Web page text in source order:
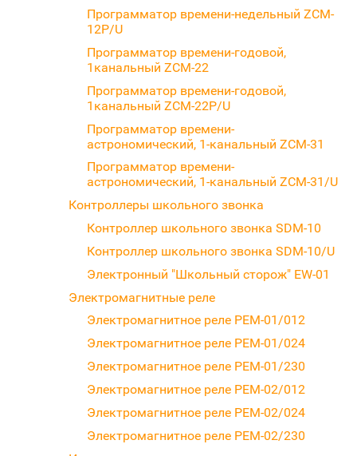
Программатор времени-недельный ZCM-
12P/U
Программатор времени-годовой,
1канальный ZCM-22
Программатор времени-годовой,
1канальный ZCM-22P/U
Программатор времени-
астрономический, 1-канальный ZCM-31
Программатор времени-
астрономический, 1-канальный ZCM-31/U
Контроллеры школьного звонка
Контроллер школьного звонка SDM-10
Контроллер школьного звонка SDM-10/U
Электронный "Школьный сторож" EW-01
Электромагнитные реле
Электромагнитное реле PEM-01/012
Электромагнитное реле PEM-01/024
Электромагнитное реле PEM-01/230
Электромагнитное реле PEM-02/012
Электромагнитное реле PEM-02/024
Электромагнитное реле PEM-02/230